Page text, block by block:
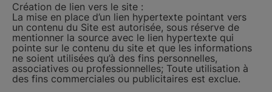
Création de lien vers le site :
La mise en place d’un lien hypertexte pointant vers
un contenu du Site est autorisée, sous réserve de
mentionner la source avec le lien hypertexte qui
pointe sur le contenu du site et que les informations
ne soient utilisées qu’à des fins personnelles,
associatives ou professionnelles; Toute utilisation à
des fins commerciales ou publicitaires est exclue.